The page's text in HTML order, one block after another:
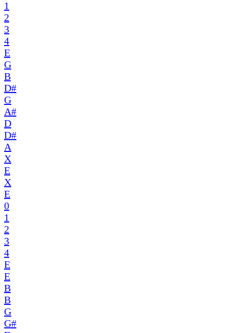
1
2
3
4
E
G
B
D#
G
A#
D
D#
A
X
E
X
E
0
1
2
3
4
E
E
B
B
G
G#